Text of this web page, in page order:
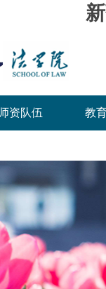
资队伍 教